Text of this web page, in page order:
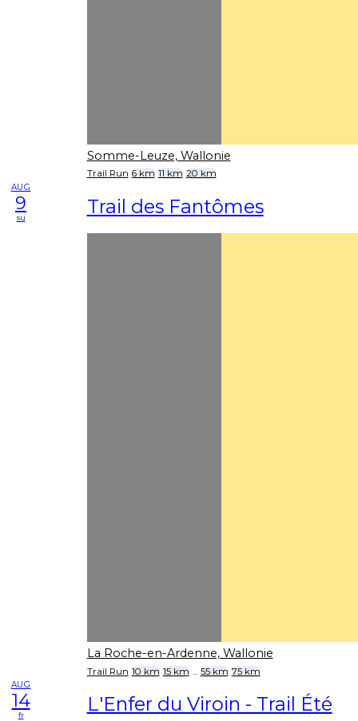
Somme-Leuze, Wallonie
Trail Run 6 km 11 km 20 km
AUG
9
su Trail des Fantômes
La Roche-en-Ardenne, Wallonie
Trail Run 10 km 15 km 55 km 75 km
AUG
14
fr L'Enfer du Viroin - Trail Été